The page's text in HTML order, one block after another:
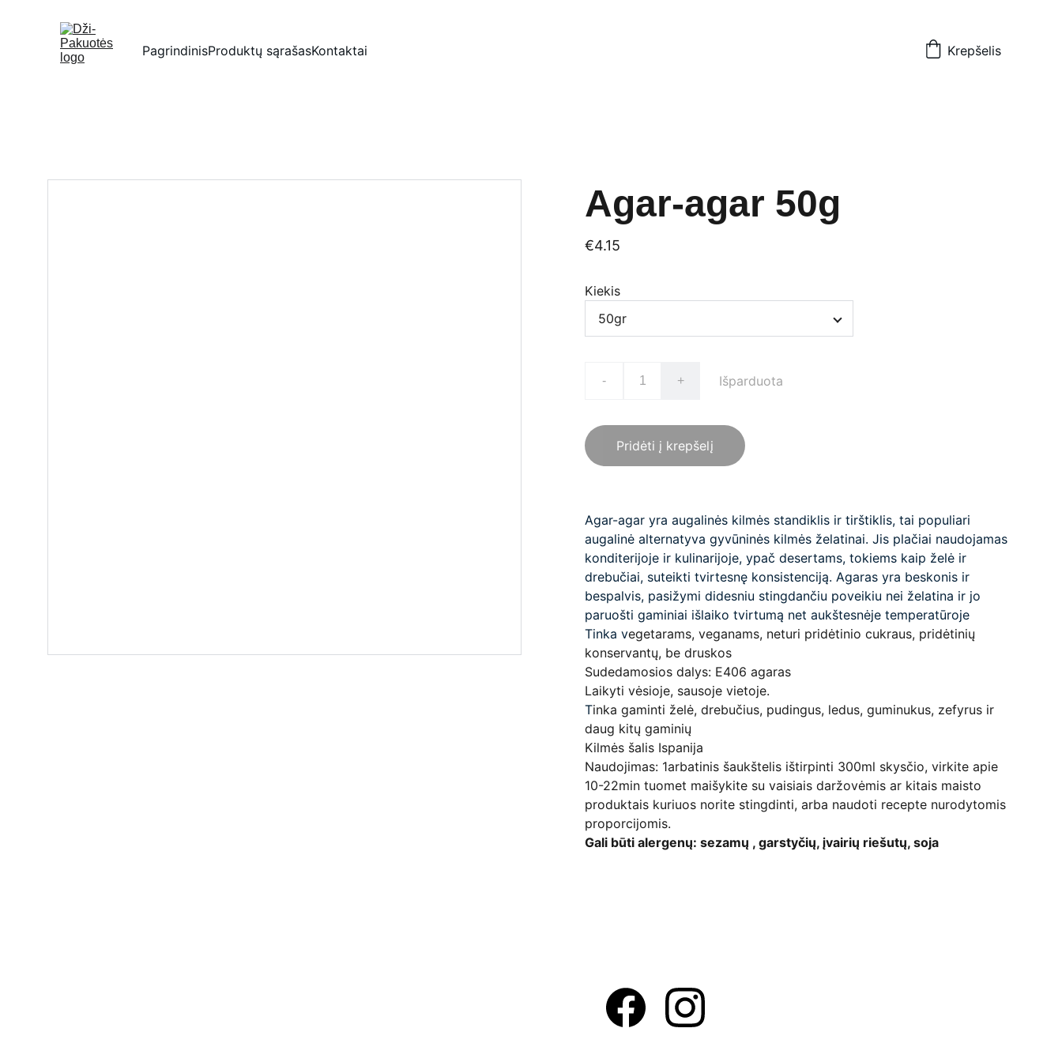
PagrindinisProduktų sąrašasKontaktai Krepšelis
Agar-agar 50g
€4.15
Kiekis
- + Išparduota
Pridėti į krepšelį
Agar-agar yra augalinės kilmės standiklis ir tirštiklis, tai populiari
augalinė alternatyva gyvūninės kilmės želatinai. Jis plačiai naudojamas
konditerijoje ir kulinarijoje, ypač desertams, tokiems kaip želė ir
drebučiai, suteikti tvirtesnę konsistenciją. Agaras yra beskonis ir
bespalvis, pasižymi didesniu stingdančiu poveikiu nei želatina ir jo
paruošti gaminiai išlaiko tvirtumą net aukštesnėje temperatūroje
Tinka vegetarams, veganams, neturi pridėtinio cukraus, pridėtinių
konservantų, be druskos
Sudedamosios dalys: E406 agaras
Laikyti vėsioje, sausoje vietoje.
Tinka gaminti želė, drebučius, pudingus, ledus, guminukus, zefyrus ir
daug kitų gaminių
Kilmės šalis Ispanija
Naudojimas: 1arbatinis šaukštelis ištirpinti 300ml skysčio, virkite apie
10-22min tuomet maišykite su vaisiais daržovėmis ar kitais maisto
produktais kuriuos norite stingdinti, arba naudoti recepte nurodytomis
proporcijomis.
Gali būti alergenų: sezamų , garstyčių, įvairių riešutų, soja